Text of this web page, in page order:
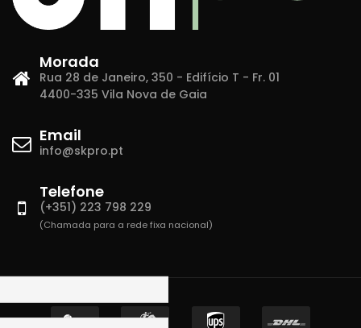
Morada
Rua 28 de Janeiro, 350 - Edifício T - Fr. 01
4400-335 Vila Nova de Gaia
Email
info@skpro.pt
Telefone
(+351) 223 798 229
(Chamada para a rede fixa nacional)